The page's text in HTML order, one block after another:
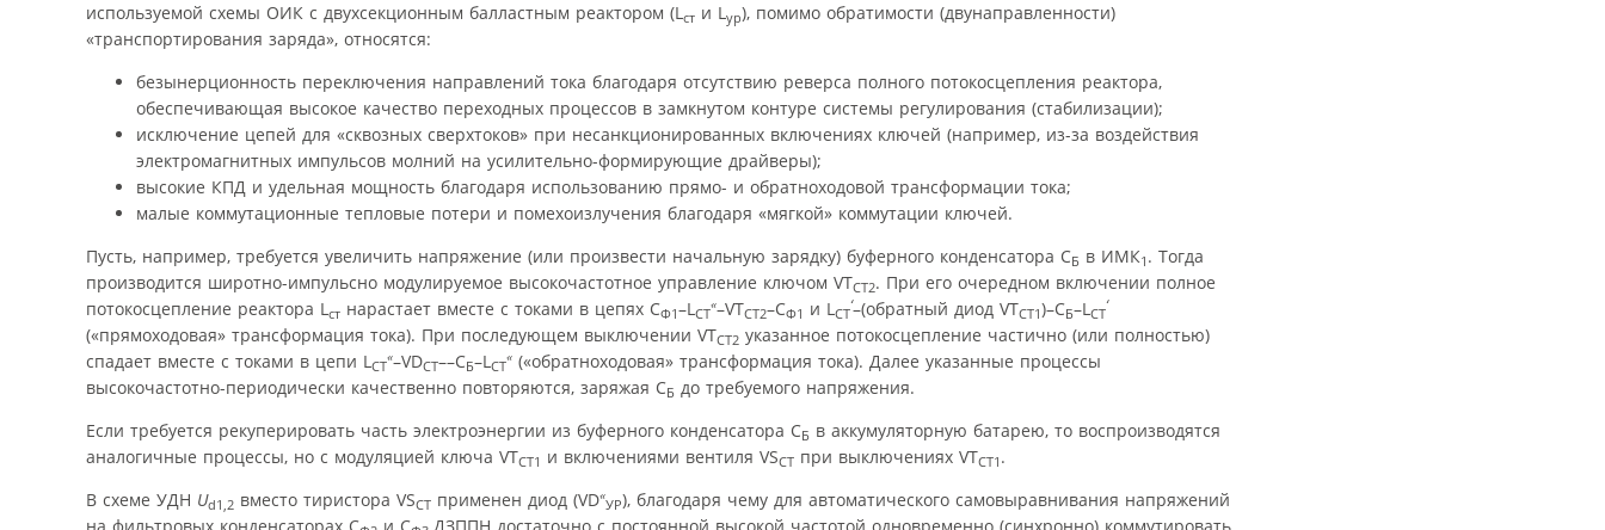
используемой схемы ОИК с двухсекционным балластным реактором (Lст и Lур), помимо обратимости (двунаправленности)
«транспортирования заряда», относятся:
безынерционность переключения направлений тока благодаря отсутствию реверса полного потокосцепления реактора,
обеспечивающая высокое качество переходных процессов в замкнутом контуре системы регулирования (стабилизации);
исключение цепей для «сквозных сверх­токов» при несанкционированных включениях ключей (например, из-за воздействия
электромагнитных импульсов молний на усилительно-формирующие драйверы);
высокие КПД и удельная мощность благодаря использованию прямо- и обратно­ходовой трансформации тока;
малые коммутационные тепловые потери и помехоизлучения благодаря «мягкой» коммутации ключей.
Пусть, например, требуется увеличить напряжение (или произвести начальную зарядку) буферного конденсатора СБ в ИМК1 . Тогда
производится широтно-импульсно модулируемое высокочастотное управление ключом VTСТ2. При его очередном включении полное
потокосцепление реактора Lст нарастает вместе с токами в цепях СФ1–LСТ
«–VTСТ2–СФ1 и LСТ
‘–(обратный диод VTСТ1)–СБ–LСТ
‘
(«прямоходовая» трансформация тока). При последующем выключении VTСТ2 указанное потокосцепление частично (или полностью)
спадает вместе с токами в цепи LСТ
«–VDСТ––СБ–LСТ
« («обратноходовая» трансформация тока). Далее указанные процессы
высокочастотно-периодически качественно повторяются, заряжая СБ до требуемого напряжения.
Если требуется рекуперировать часть электроэнергии из буферного конденсатора СБ в аккумуляторную батарею, то воспроизводятся
аналогичные процессы, но с модуляцией ключа VTСТ1 и включениями вентиля VSСТ при выключениях VTСТ1 .
В схеме УДН Ud1,2 вместо тиристора VSСТ применен диод (VD«
УР), благодаря чему для автоматического самовыравнивания напряжений